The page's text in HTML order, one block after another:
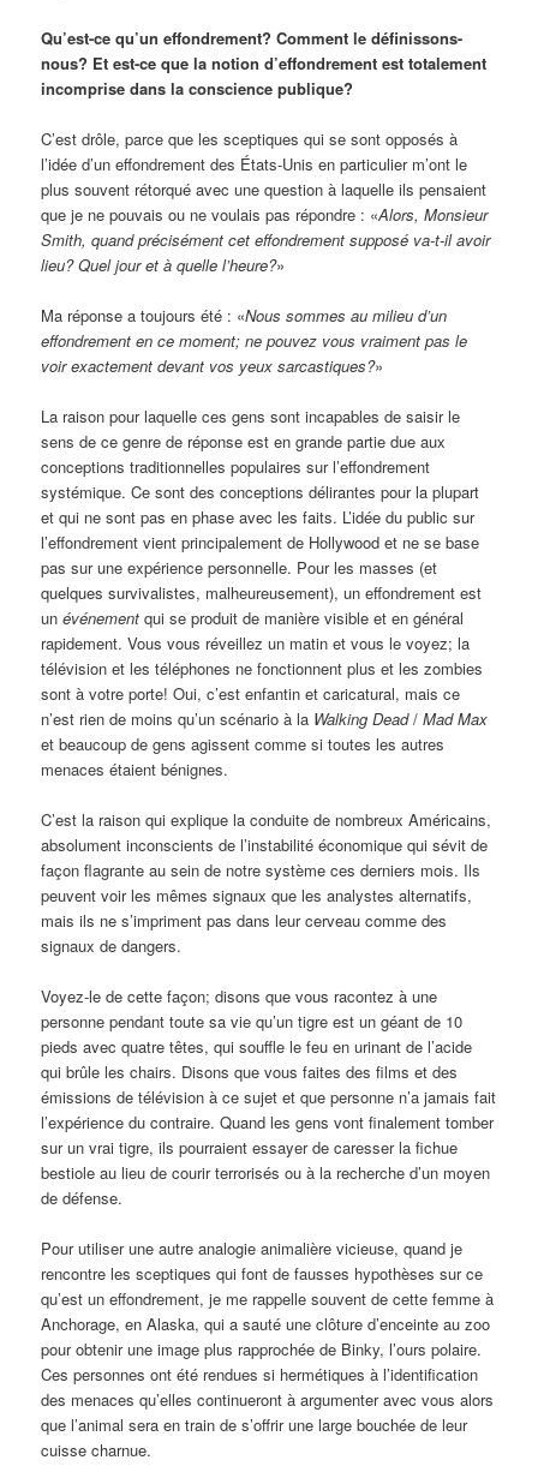
Qu’est-ce qu’un effondrement? Comment le définissons-
nous? Et est-ce que la notion d’effondrement est totalement
incomprise dans la conscience publique?
C’est drôle, parce que les sceptiques qui se sont opposés à
l’idée d’un effondrement des États-Unis en particulier m’ont le
plus souvent rétorqué avec une question à laquelle ils pensaient
que je ne pouvais ou ne voulais pas répondre : «Alors, Monsieur
Smith, quand précisément cet effondrement supposé va-t-il avoir
lieu? Quel jour et à quelle l’heure?»
Ma réponse a toujours été : «Nous sommes au milieu d’un
effondrement en ce moment; ne pouvez vous vraiment pas le
voir exactement devant vos yeux sarcastiques?»
La raison pour laquelle ces gens sont incapables de saisir le
sens de ce genre de réponse est en grande partie due aux
conceptions traditionnelles populaires sur l’effondrement
systémique. Ce sont des conceptions délirantes pour la plupart
et qui ne sont pas en phase avec les faits. L’idée du public sur
l’effondrement vient principalement de Hollywood et ne se base
pas sur une expérience personnelle. Pour les masses (et
quelques survivalistes, malheureusement), un effondrement est
unévénement qui se produit de manière visible et en général
rapidement. Vous vous réveillez un matin et vous le voyez; la
télévision et les téléphones ne fonctionnent plus et les zombies
sont à votre porte! Oui, c’est enfantin et caricatural, mais ce
n’est rien de moins qu’un scénario à la Walking Dead/Mad Max
et beaucoup de gens agissent comme si toutes les autres
menaces étaient bénignes.
C’est la raison qui explique la conduite de nombreux Américains,
absolument inconscients de l’instabilité économique qui sévit de
façon flagrante au sein de notre système ces derniers mois. Ils
peuvent voir les mêmes signaux que les analystes alternatifs,
mais ils ne s’impriment pas dans leur cerveau comme des
signaux de dangers.
Voyez-le de cette façon; disons que vous racontez à une
personne pendant toute sa vie qu’un tigre est un géant de 10
pieds avec quatre têtes, qui souffle le feu en urinant de l’acide
qui brûle les chairs. Disons que vous faites des films et des
émissions de télévision à ce sujet et que personne n’a jamais fait
l’expérience du contraire. Quand les gens vont finalement tomber
sur un vrai tigre, ils pourraient essayer de caresser la fichue
bestiole au lieu de courir terrorisés ou à la recherche d’un moyen
de défense.
Pour utiliser une autre analogie animalière vicieuse, quand je
rencontre les sceptiques qui font de fausses hypothèses sur ce
qu’est un effondrement, je me rappelle souvent de cette femme à
Anchorage, en Alaska, qui a sauté une clôture d’enceinte au zoo
pour obtenir une image plus rapprochée de Binky, l’ours polaire.
Ces personnes ont été rendues si hermétiques à l’identification
des menaces qu’elles continueront à argumenter avec vous alors
que l’animal sera en train de s’offrir une large bouchée de leur
cuisse charnue.